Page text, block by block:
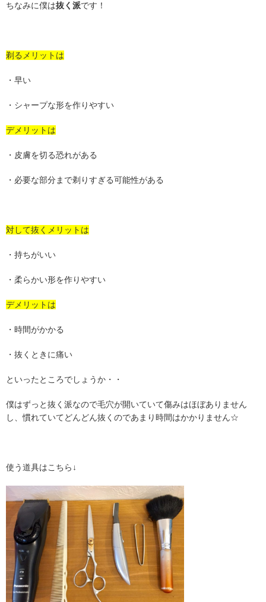
ちなみに僕は抜く派です！
剃るメリットは
・早い
・シャープな形を作りやすい
デメリットは
・皮膚を切る恐れがある
・必要な部分まで剃りすぎる可能性がある
対して抜くメリットは
・持ちがいい
・柔らかい形を作りやすい
デメリットは
・時間がかかる
・抜くときに痛い
といったところでしょうか・・
僕はずっと抜く派なので毛穴が開いていて傷みはほぼありません
し、慣れていてどんどん抜くのであまり時間はかかりません☆
使う道具はこちら↓